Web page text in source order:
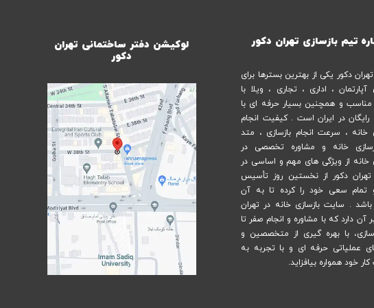
تیم بازسازی تهران دکور
دکور یکی از بهترین بسترها برای
آپارتمان ، اداری ، تجاری ، ویلا با
و همچنین بسیار حرفه ای با
رایگان در ایران است . کیفیت انجام
خانه ، سرعت انجام بازسازی ، متد
خانه و مشاوره تخصصی در
خانه از ویژگی های مهم و اساسی در
دکور از نخستین روز تأسیس
تمام سعی خود را کرده تا به آن
باشد . سایت بازسازی خانه در تهران
آن دارد که با مشاوره و انجام صفر تا
با بهره گیری از متخصصین و
عملیاتی حرفه ای و با تجربه به
خود همواره بیافزاید.
لوکیشن دفتر ساختمانی تهران
دکور